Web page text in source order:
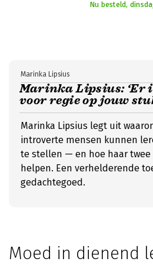
Nu besteld,
Marinka Lipsius:
voor regie op jouw
Marinka Lipsius
Marinka Lipsius legt uit
introverte mensen kunnen
te stellen — en hoe haar twee
helpen. Een verhelderende
gedachtegoed.
Moed in dienend